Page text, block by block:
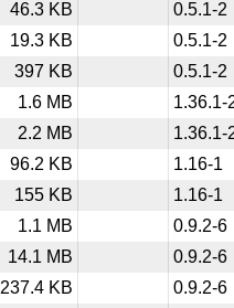
46.3 KB
0.5.1-2
19.3 KB
0.5.1-2
397 KB
0.5.1-2
1.6 MB
1.36.1-
2.2 MB
1.36.1-
96.2 KB
1.16-1
155 KB
1.16-1
1.1 MB
0.9.2-6
14.1 MB
0.9.2-6
237.4 KB
0.9.2-6